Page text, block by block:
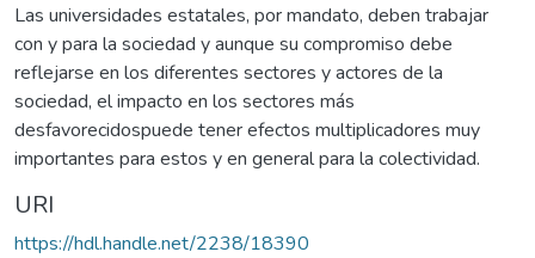
Las universidades estatales, por mandato, deben trabajar
con y para la sociedad y aunque su compromiso debe
reflejarse en los diferentes sectores y actores de la
sociedad, el impacto en los sectores más
desfavorecidospuede tener efectos multiplicadores muy
importantes para estos y en general para la colectividad.
URI
https://hdl.handle.net/2238/18390